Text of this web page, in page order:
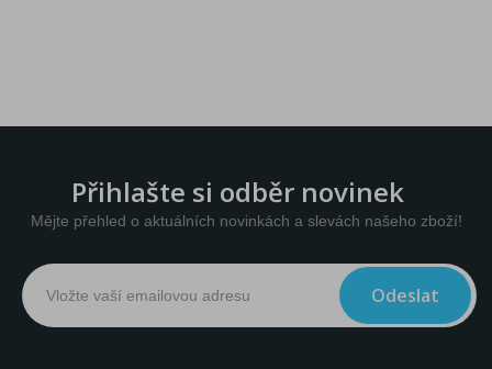
Přihlašte si odběr novinek
Mějte přehled o aktuálních novinkách a slevách našeho zboží!
Odeslat